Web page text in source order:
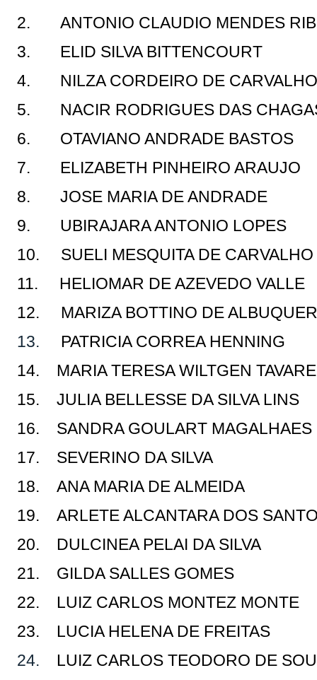
2. ANTONIO CLAUDIO MENDES
3. ELID SILVA BITTENCOURT
4. NILZA CORDEIRO DE
5. NACIR RODRIGUES DAS
6. OTAVIANO ANDRADE BASTOS
7. ELIZABETH PINHEIRO ARAUJO
8. JOSE MARIA DE ANDRADE
9. UBIRAJARA ANTONIO LOPES
10. SUELI MESQUITA DE
11. HELIOMAR DE AZEVEDO VALLE
12. MARIZA BOTTINO DE
13. PATRICIA CORREA HENNING
14. MARIA TERESA WILTGEN
15. JULIA BELLESSE DA SILVA LINS
16. SANDRA GOULART MAGALHAES
17. SEVERINO DA SILVA
18. ANA MARIA DE ALMEIDA
19. ARLETE ALCANTARA DOS
20. DULCINEA PELAI DA SILVA
21. GILDA SALLES GOMES
22. LUIZ CARLOS MONTEZ MONTE
23. LUCIA HELENA DE FREITAS
24. LUIZ CARLOS TEODORO DE